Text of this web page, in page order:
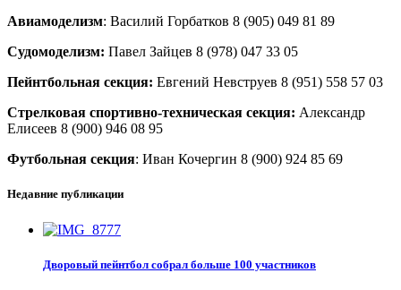
Авиамоделизм: Василий Горбатков 8 (905) 049 81 89
Судомоделизм: Павел Зайцев 8 (978) 047 33 05
Пейнтбольная секция: Евгений Невструев 8 (951) 558 57 03
Стрелковая спортивно-техническая секция: Александр
Елисеев 8 (900) 946 08 95
Футбольная секция: Иван Кочергин 8 (900) 924 85 69
Недавние публикации
Дворовый пейнтбол собрал больше 100 участников